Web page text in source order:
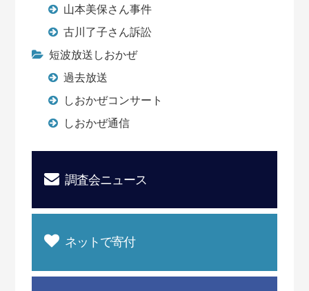
山本美保さん事件
古川了子さん訴訟
短波放送しおかぜ
過去放送
しおかぜコンサート
しおかぜ通信
調査会ニュース
ネットで寄付